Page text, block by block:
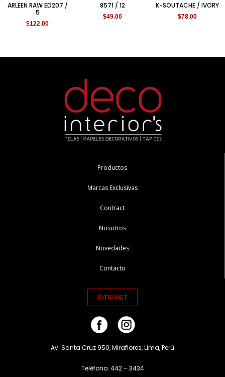
ARLEEN RAW ED207 /
5
$122.00
8571 / 12
$49.00
K-SOUTACHE / IVORY
$78.00
Productos
Marcas Exclusivas
Contract
Nosotros
Novedades
Contacto
INTRANET
Av. Santa Cruz 950, Miraflores, Lima, Perú
Teléfono: 442 – 3434